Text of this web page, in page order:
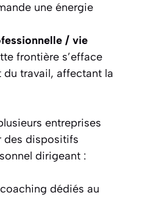
une énergie
/ vie
frontière s’efface
du travail, affectant la
entreprises
des dispositifs
dirigeant :
dédiés au